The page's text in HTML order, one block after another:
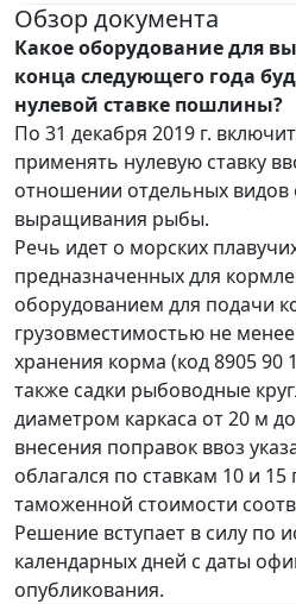
Обзор документа
Какое оборудование для
конца следующего года
нулевой ставке пошлины?
По 31 декабря 2019 г.
применять нулевую ставку
отношении отдельных видов
выращивания рыбы.
Речь идет о морских
предназначенных для
оборудованием для подачи
грузовместимостью не
хранения корма (код 8905 90
также садки рыбоводные
диаметром каркаса от 20 м
внесения поправок ввоз
облагался по ставкам 10 и
таможенной стоимости
Решение вступает в силу по
календарных дней с даты
опубликования.